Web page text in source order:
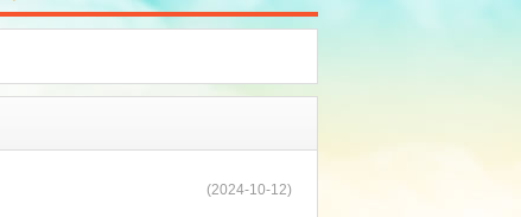
(2024-10-12)